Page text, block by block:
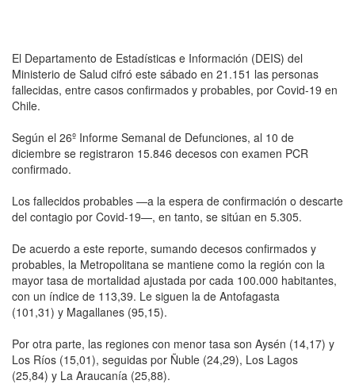
El Departamento de Estadísticas e Información (DEIS) del
Ministerio de Salud cifró este sábado en 21.151 las personas
fallecidas, entre casos confirmados y probables, por Covid-19 en
Chile.
Según el 26º Informe Semanal de Defunciones, al 10 de
diciembre se registraron 15.846 decesos con examen PCR
confirmado.
Los fallecidos probables —a la espera de confirmación o descarte
del contagio por Covid-19—, en tanto, se sitúan en 5.305.
De acuerdo a este reporte, sumando decesos confirmados y
probables, la Metropolitana se mantiene como la región con la
mayor tasa de mortalidad ajustada por cada 100.000 habitantes,
con un índice de 113,39. Le siguen la de Antofagasta
(101,31) y Magallanes (95,15).
Por otra parte, las regiones con menor tasa son Aysén (14,17) y
Los Ríos (15,01), seguidas por Ñuble (24,29), Los Lagos
(25,84) y La Araucanía (25,88).